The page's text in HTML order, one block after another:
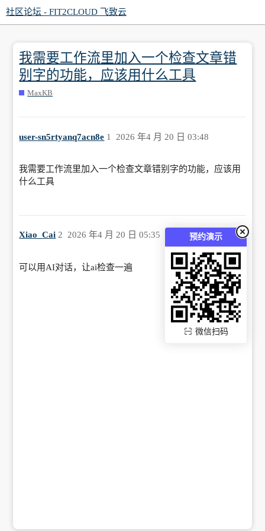
预约演示
微信扫码
社区论坛 - FIT2CLOUD 飞致云
我需要工作流里加入一个检查文章错
别字的功能，应该用什么工具
MaxKB
user-sn5rtyanq7acn8e 2026 年4 月 20 日 03:48
1
我需要工作流里加入一个检查文章错别字的功能，应该用
什么工具
Xiao_Cai 2026 年4 月 20 日 05:35
2
可以用AI对话，让ai检查一遍